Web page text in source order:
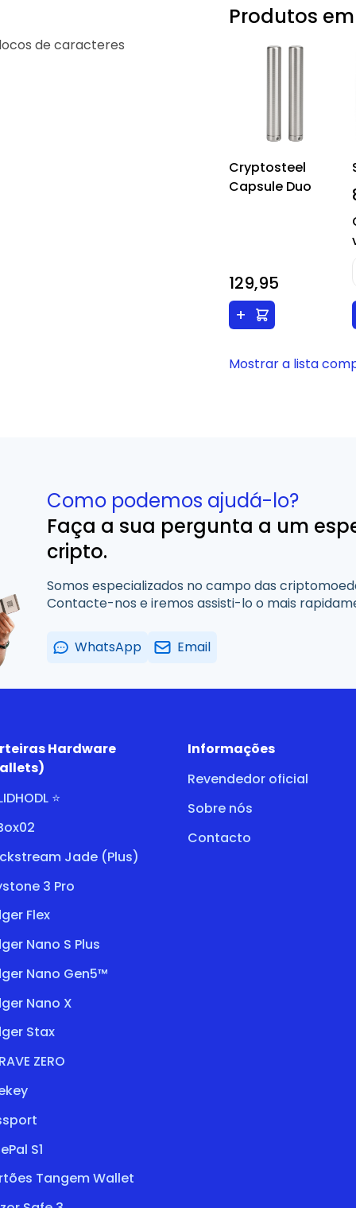
de caracteres
Produtos
Cryptosteel
Capsule Duo
129,95
+
Mostrar a lista
Como podemos ajudá-lo?
Faça a sua pergunta a um
cripto.
Somos especializados no campo das
Contacte-nos e iremos assisti-lo o mais
WhatsApp Email
Hardware
⭐
Jade (Plus)
3 Pro
Flex
Nano S Plus
Nano Gen5™
Nano X
Stax
ZERO
S1
Tangem Wallet
Informações
Revendedor oficial
Sobre nós
Contacto